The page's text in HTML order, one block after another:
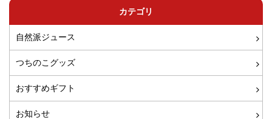
カテゴリ
自然派ジュース
つちのこグッズ
おすすめギフト
お知らせ